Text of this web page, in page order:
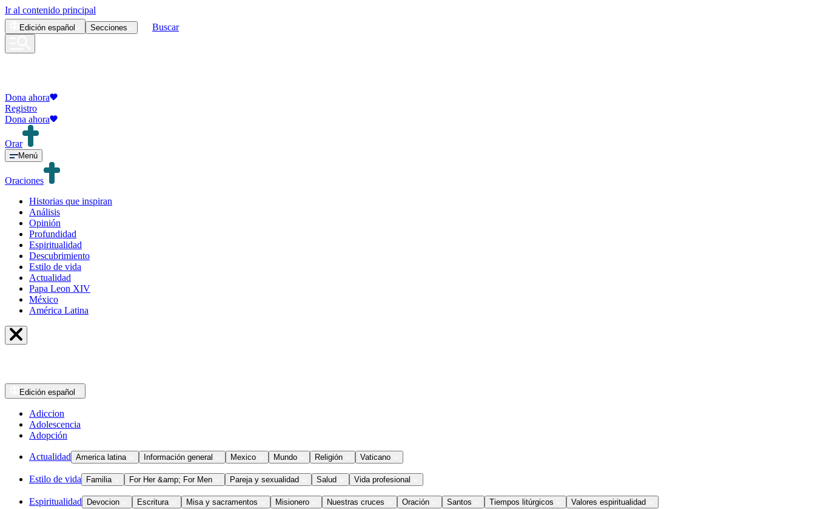
Ir al contenido principal
Edición español Secciones Buscar
Dona ahora
Registro
Dona ahora
Orar
Menú
Oraciones
Historias que inspiran
Análisis
Opinión
Profundidad
Espiritualidad
Descubrimiento
Estilo de vida
Actualidad
Papa Leon XIV
México
América Latina
Edición español
Adiccion
Adolescencia
Adopción
Actualidad America latina Información general Mexico Mundo Religión Vaticano
Estilo de vida Familia For Her &amp; For Men Pareja y sexualidad Salud Vida profesional
Espiritualidad Devocion Escritura Misa y sacramentos Misionero Nuestras cruces Oración Santos Tiempos litúrgicos Valores espiritualidad